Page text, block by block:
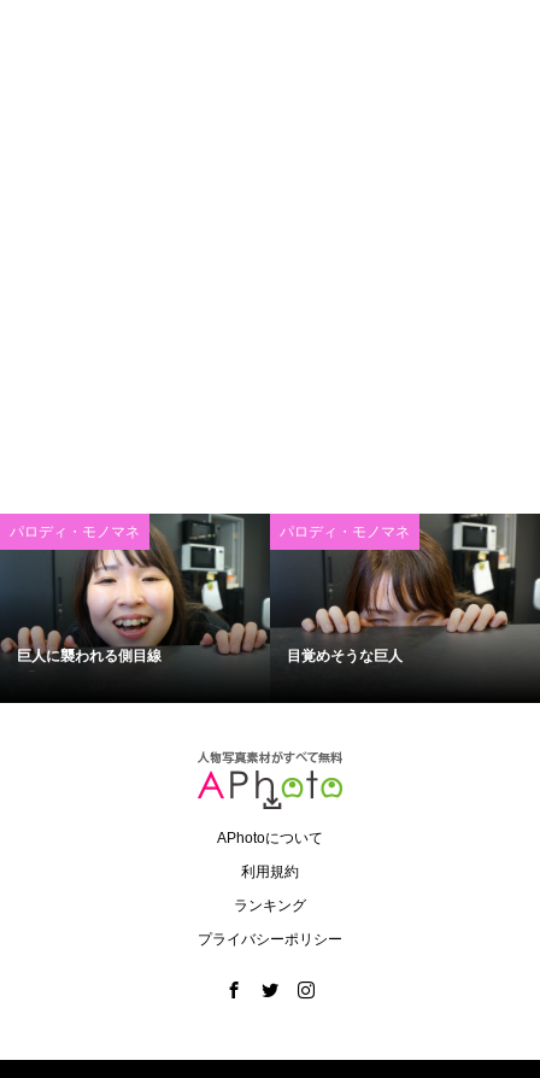
パロディ・モノマネ
巨人に襲われる側目線
パロディ・モノマネ
目覚めそうな巨人
APhotoについて
利用規約
ランキング
プライバシーポリシー